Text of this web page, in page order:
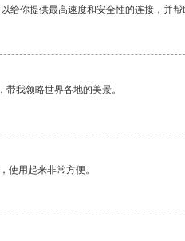
给你提供最高速度和安全性的连接，并帮
我领略世界各地的美景。
使用起来非常方便。